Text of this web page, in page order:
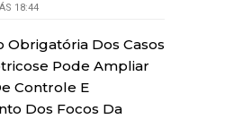
18:44
Obrigatória Dos Casos
Pode Ampliar
Controle E
Dos Focos Da